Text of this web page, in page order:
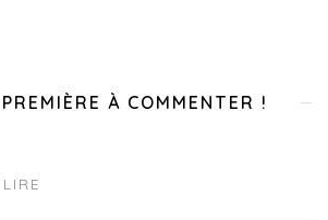
À COMMENTER !